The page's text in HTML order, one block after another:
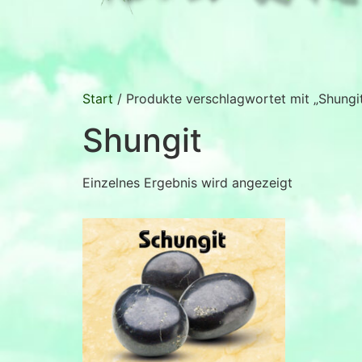
Start/ Produkte verschlagwortet mit
Shungit
Einzelnes Ergebnis wird angezeigt